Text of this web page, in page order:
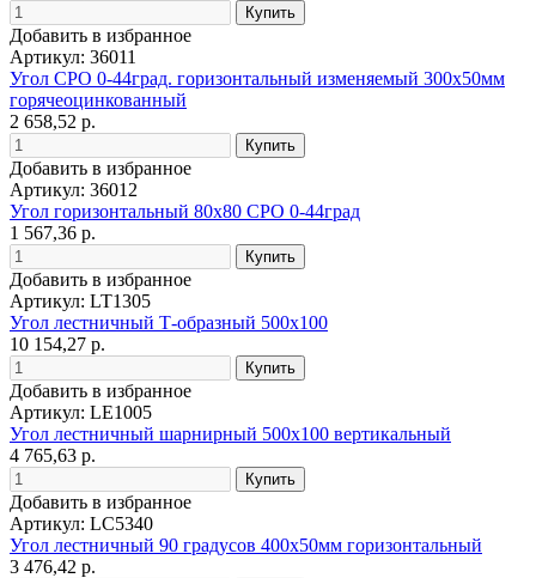
Добавить в избранное
Артикул: 36011
Угол СРО 0-44град. горизонтальный изменяемый 300х50мм
горячеоцинкованный
2 658,52 р.
Добавить в избранное
Артикул: 36012
Угол горизонтальный 80х80 CPO 0-44град
1 567,36 р.
Добавить в избранное
Артикул: LT1305
Угол лестничный Т-образный 500х100
10 154,27 р.
Добавить в избранное
Артикул: LE1005
Угол лестничный шарнирный 500х100 вертикальный
4 765,63 р.
Добавить в избранное
Артикул: LC5340
Угол лестничный 90 градусов 400х50мм горизонтальный
3 476,42 р.